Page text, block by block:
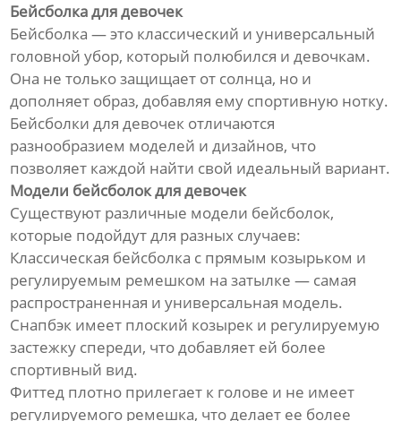
Бейсболка для девочек
Бейсболка — это классический и универсальный
головной убор, который полюбился и девочкам.
Она не только защищает от солнца, но и
дополняет образ, добавляя ему спортивную нотку.
Бейсболки для девочек отличаются
разнообразием моделей и дизайнов, что
позволяет каждой найти свой идеальный вариант.
Модели бейсболок для девочек
Существуют различные модели бейсболок,
которые подойдут для разных случаев:
Классическая бейсболка с прямым козырьком и
регулируемым ремешком на затылке — самая
распространенная и универсальная модель.
Снапбэк имеет плоский козырек и регулируемую
застежку спереди, что добавляет ей более
спортивный вид.
Фиттед плотно прилегает к голове и не имеет
регулируемого ремешка, что делает ее более